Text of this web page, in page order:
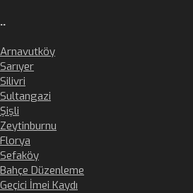
..
Arnavutköy
Sarıyer
Silivri
Sultangazi
Şişli
Zeytinburnu
Florya
Sefaköy
Bahçe Düzenleme
Geçici İmei Kaydı